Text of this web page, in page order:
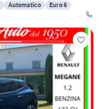
Automatico
Euro 6